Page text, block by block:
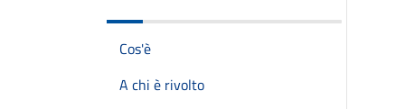
Cos'è
A chi è rivolto